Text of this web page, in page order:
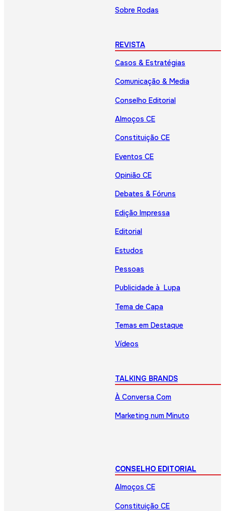
Sobre Rodas
REVISTA
Casos & Estratégias
Comunicação & Media
Conselho Editorial
Almoços CE
Constituição CE
Eventos CE
Opinião CE
Debates & Fóruns
Edição Impressa
Editorial
Estudos
Pessoas
Publicidade à Lupa
Tema de Capa
Temas em Destaque
Vídeos
TALKING BRANDS
À Conversa Com
Marketing num Minuto
CONSELHO EDITORIAL
Almoços CE
Constituição CE